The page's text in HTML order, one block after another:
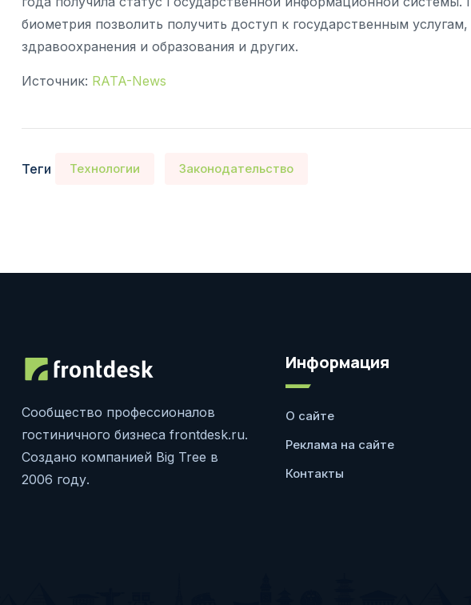
биометрия позволить получить доступ к государственным
здравоохранения и образования и других.
Источник: RATA-News
Теги Технологии Законодательство
Сообщество профессионалов
гостиничного бизнеса frontdesk.ru.
Создано компанией Big Tree в
2006 году.
Информация
О сайте
Реклама на сайте
Контакты